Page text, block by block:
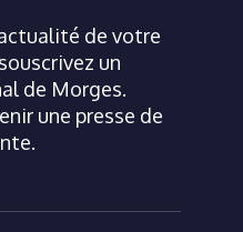
de votre
un
de Morges.
une presse de